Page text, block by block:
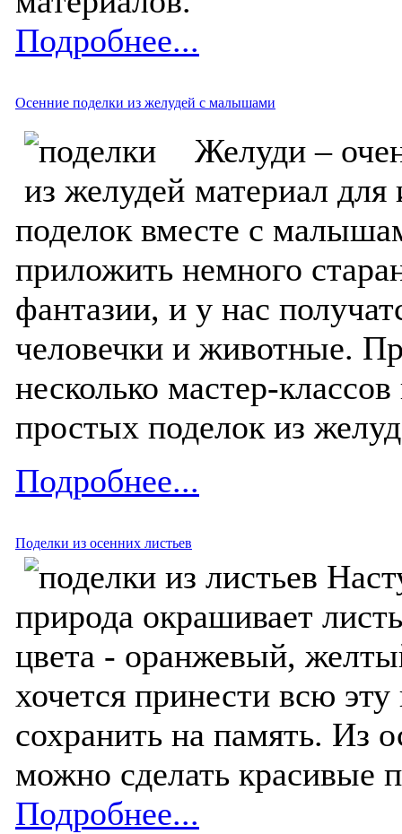
Подробнее...
Осенние поделки из желудей с малышами
Желуди –
материал для
поделок вместе с
приложить немного
фантазии, и у нас
человечки и животные.
несколько мастер-
простых поделок из
Подробнее...
Поделки из осенних листьев
природа окрашивает
цвета - оранжевый,
хочется принести всю
сохранить на память. Из
можно сделать красивые
Подробнее...